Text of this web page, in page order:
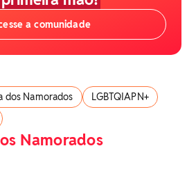
a comunidade
dos Namorados
LGBTQIAPN+
Namorados